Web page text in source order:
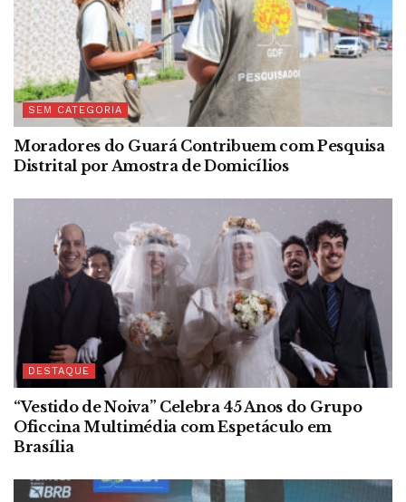
SEM CATEGORIA
Moradores do Guará Contribuem com Pesquisa
Distrital por Amostra de Domicílios
DESTAQUE
“Vestido de Noiva” Celebra 45 Anos do Grupo
Oficcina Multimédia com Espetáculo em
Brasília